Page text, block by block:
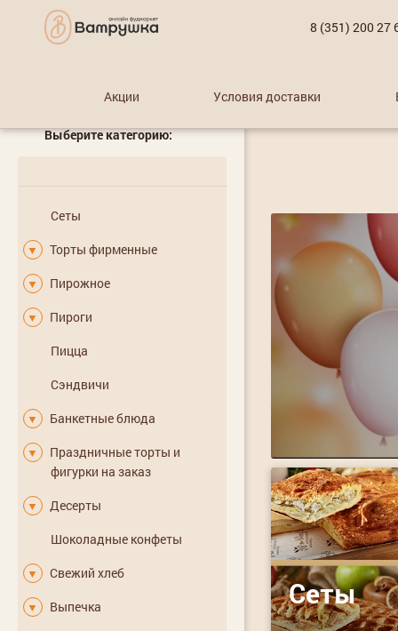
8 (351) 200 27
Акции Условия доставки
Выберите категорию:
Сеты
▼ Торты фирменные
▼ Пирожное
▼
Пироги
Пицца
Сэндвичи
▼ Банкетные блюда
▼
Праздничные торты и
фигурки на заказ
▼
Десерты
Шоколадные конфеты
▼ Свежий хлеб
▼
Выпечка
Сеты